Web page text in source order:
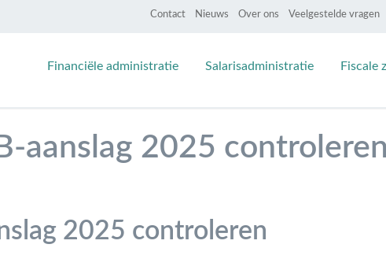
Contact Nieuws Over ons Veelgestelde vragen
Financiële administratie Salarisadministratie Fiscale
aanslag 2025 controleren
2025 controleren